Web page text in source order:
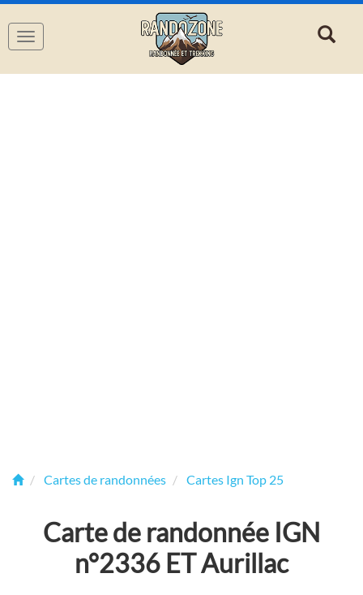
Navigation
Cartes de randonnées Cartes Ign Top 25
Carte de randonnée IGN
n°2336 ET Aurillac